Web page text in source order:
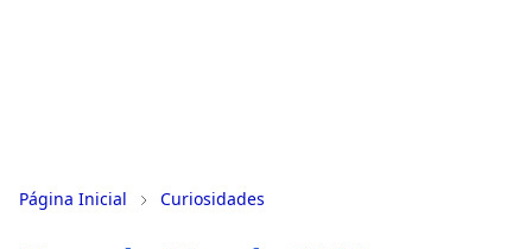
Página Inicial Curiosidades